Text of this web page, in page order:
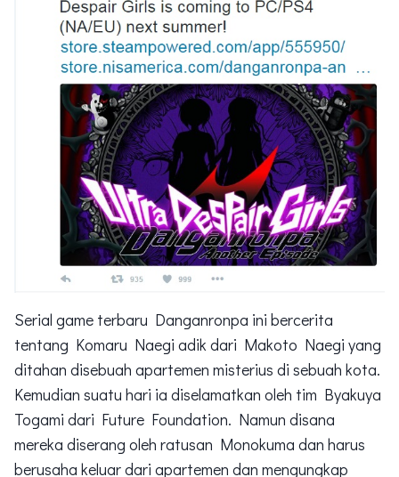
Serial game terbaru Danganronpa ini bercerita
tentang Komaru Naegi adik dari Makoto Naegi yang
ditahan disebuah apartemen misterius di sebuah kota.
Kemudian suatu hari ia diselamatkan oleh tim Byakuya
Togami dari Future Foundation. Namun disana
mereka diserang oleh ratusan Monokuma dan harus
berusaha keluar dari apartemen dan mengungkap